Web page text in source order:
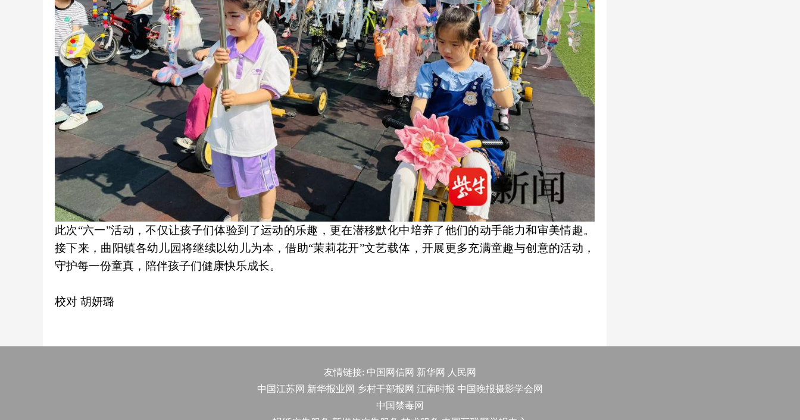
此次“六一”活动，不仅让孩子们体验到了运动的乐趣，更在潜移默化中培养了他们的动手能力和审美情趣。
接下来，曲阳镇各幼儿园将继续以幼儿为本，借助“茉莉花开”文艺载体，开展更多充满童趣与创意的活动，
守护每一份童真，陪伴孩子们健康快乐成长。
校对 胡妍璐
友情链接: 中国网信网 新华网
人民网
中国江苏网 新华报业网 乡村干部报网 江南时报 中国晚报摄影学会网
中国禁毒网